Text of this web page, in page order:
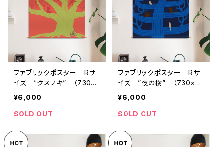
ファブリックポスター Rサ
イズ ”クスノキ” （730×
730mm）
¥6,000
SOLD OUT
ファブリックポスター Rサ
イズ ”夜の樹” （730×73
0mm）
¥6,000
SOLD OUT